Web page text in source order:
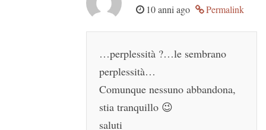
10 anni ago Permalink
…perplessità ?…le sembrano
perplessità…
Comunque nessuno abbandona,
stia tranquillo 😉
saluti